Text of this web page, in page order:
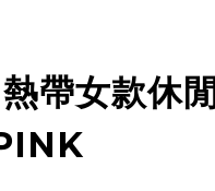
帶女款休閒